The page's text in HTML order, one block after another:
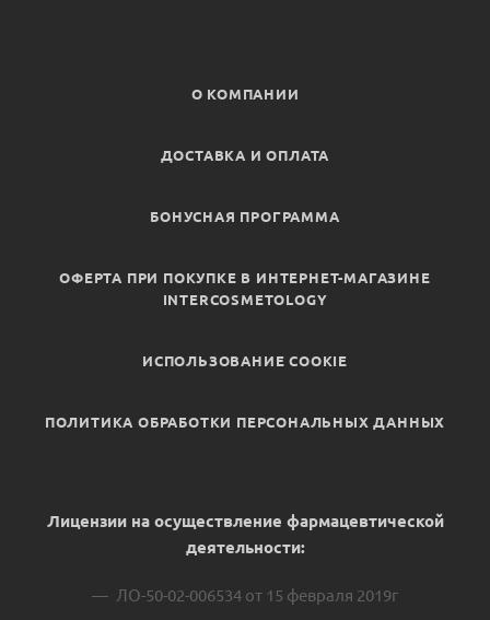
О КОМПАНИИ
ДОСТАВКА И ОПЛАТА
БОНУСНАЯ ПРОГРАММА
ОФЕРТА ПРИ ПОКУПКЕ В ИНТЕРНЕТ-МАГАЗИНЕ
INTERCOSMETOLOGY
ИСПОЛЬЗОВАНИЕ COOKIE
ПОЛИТИКА ОБРАБОТКИ ПЕРСОНАЛЬНЫХ ДАННЫХ
Лицензии на осуществление фармацевтической
деятельности:
ЛО-50-02-006534 от 15 февраля 2019г